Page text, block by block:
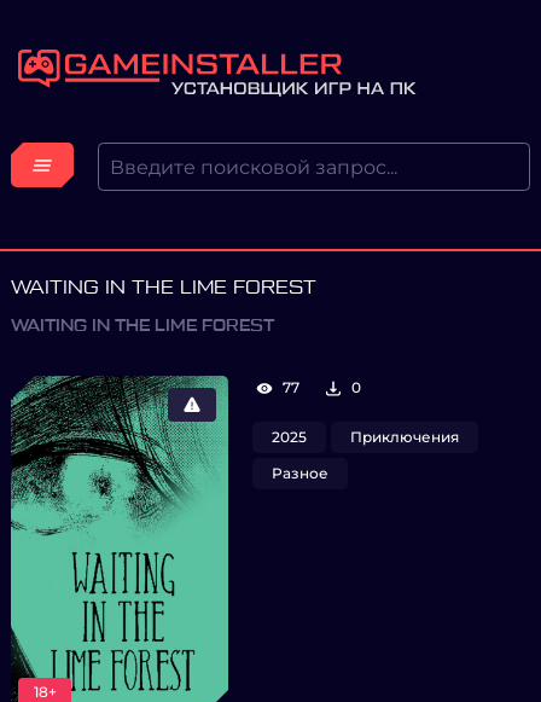
WAITING IN THE LIME FOREST
WAITING IN THE LIME FOREST
18+
77 0
2025
Приключения
Разное